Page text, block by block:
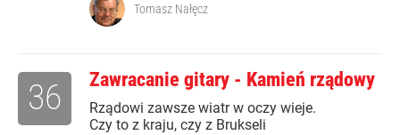
Tomasz Nałęcz
Zawracanie gitary - Kamień rządowy
Rządowi zawsze wiatr w oczy wieje.
Czy to z kraju, czy z Brukseli
36